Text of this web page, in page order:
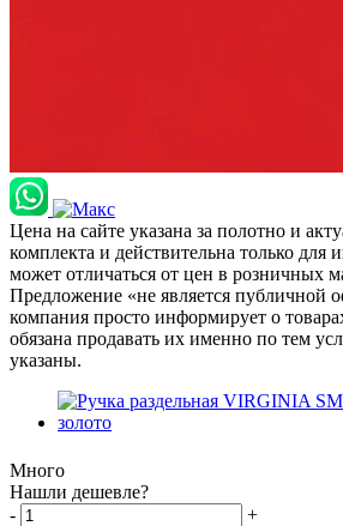
Цена на сайте указана за полотно и
комплекта и действительна только для
может отличаться от цен в розничных
Предложение «не является публичной
компания просто информирует о
обязана продавать их именно по тем
указаны.
Много
Нашли дешевле?
-
+